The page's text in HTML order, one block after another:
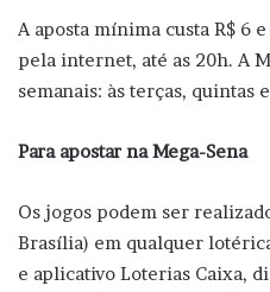
A aposta mínima custa R$ 6
pela internet, até as 20h. A
semanais: às terças, quintas
Para apostar na Mega-Sena
Os jogos podem ser
Brasília) em qualquer
e aplicativo Loterias Caixa,